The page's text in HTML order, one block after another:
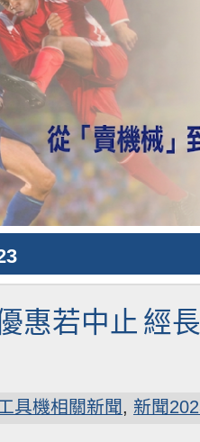
惠若中止 經
具機相關新聞, 新聞